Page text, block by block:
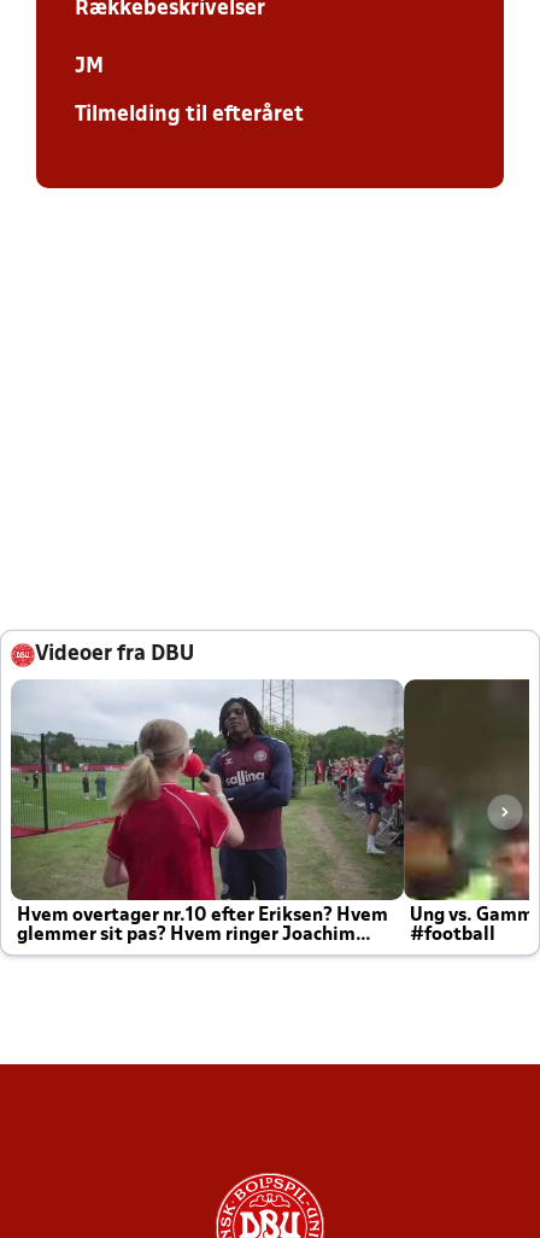
Rækkebeskrivelser
JM
Tilmelding til efteråret
Videoer fra DBU
Hvem overtager nr.10 efter Eriksen? Hvem
glemmer sit pas? Hvem ringer Joachim
altid til efter kampe?
Ung vs.
#football